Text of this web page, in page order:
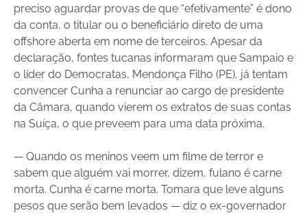
preciso aguardar provas de que “efetivamente” é dono
da conta, o titular ou o beneficiário direto de uma
offshore aberta em nome de terceiros. Apesar da
declaração, fontes tucanas informaram que Sampaio e
o líder do Democratas, Mendonça Filho (PE), já tentam
convencer Cunha a renunciar ao cargo de presidente
da Câmara, quando vierem os extratos de suas contas
na Suíça, o que preveem para uma data próxima.
— Quando os meninos veem um filme de terror e
sabem que alguém vai morrer, dizem, fulano é carne
morta. Cunha é carne morta. Tomara que leve alguns
pesos que serão bem levados — diz o ex-governador